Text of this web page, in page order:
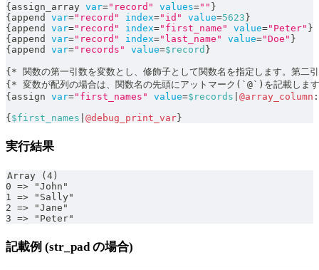
{ assign_array var="record" values="" }
{ append var="record" index="id" value=5623 }
{ append var="record" index="first_name" value="Peter" }
{ append var="record" index="last_name" value="Doe" }
{ append var="records" value=$record }
{ * 関数の第一引数を変数とし、修飾子として関数名を指定します。第二
{ * 変数が配列の場合は、関数名の先頭にアットマーク ( ` @` ) を記載しま
{ assign var="first_names" value=$records @array_column :
{ $first_names @debug_print_var }
実行結果
Array (4)
0 => "John"
1 => "Sally"
2 => "Jane"
3 => "Peter"
記載例 (str_pad の場合)